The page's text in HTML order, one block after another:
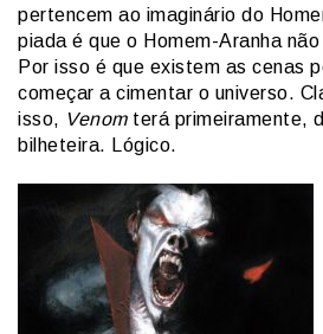
pertencem ao imaginário do
piada é que o Homem-Aranha
Por isso é que existem as cenas
começar a cimentar o universo.
isso, Venomterá primeiramente,
bilheteira. Lógico.